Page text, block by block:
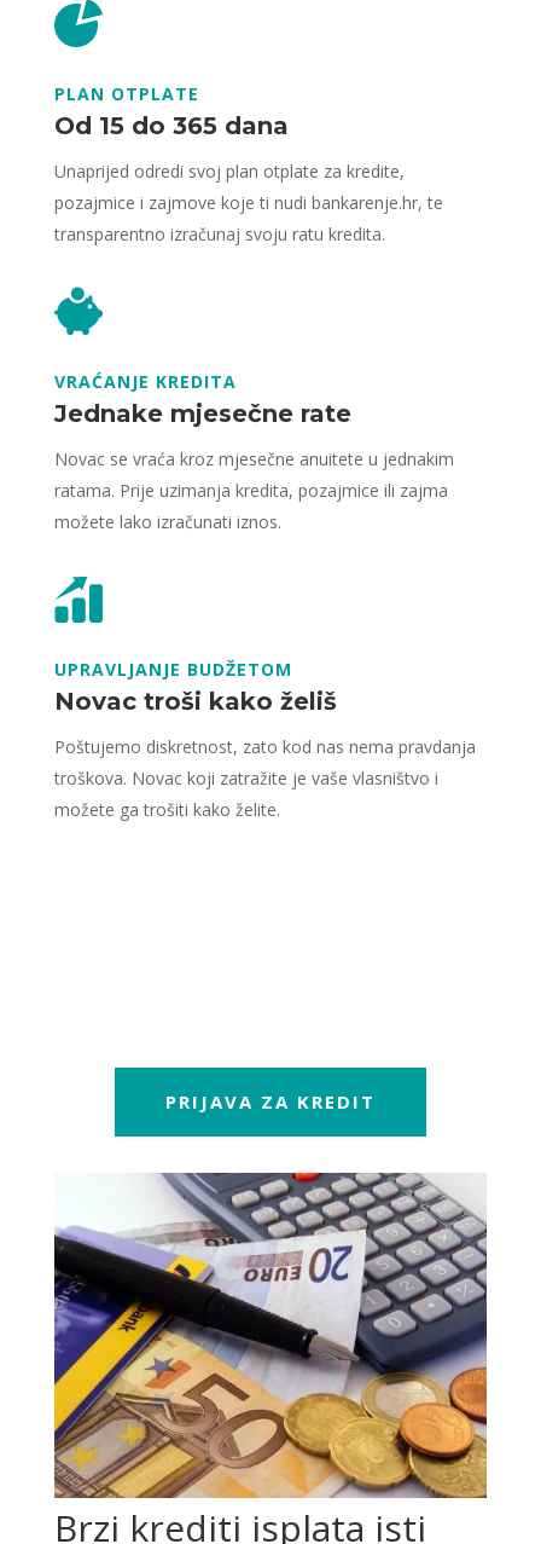
PLAN OTPLATE
Od 15 do 365 dana
Unaprijed odredi svoj plan otplate za kredite,
pozajmice i zajmove koje ti nudi bankarenje.hr, te
transparentno izračunaj svoju ratu kredita.
VRAĆANJE KREDITA
Jednake mjesečne rate
Novac se vraća kroz mjesečne anuitete u jednakim
ratama. Prije uzimanja kredita, pozajmice ili zajma
možete lako izračunati iznos.
UPRAVLJANJE BUDŽETOM
Novac troši kako želiš
Poštujemo diskretnost, zato kod nas nema pravdanja
troškova. Novac koji zatražite je vaše vlasništvo i
možete ga trošiti kako želite.
PRIJAVA ZA KREDIT
Brzi krediti isplata isti